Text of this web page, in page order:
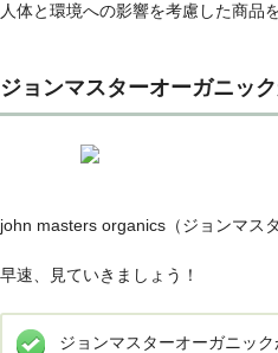
人体と環境への影響を考慮した商品
ジョンマスターオーガニッ
john masters organics（ジョンマス
早速、見ていきましょう！
ジョンマスターオーガニッ